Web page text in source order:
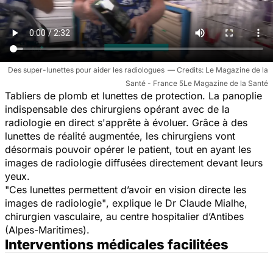
Des super-lunettes pour aider les radiologues
Le Magazine de la
Santé - France 5Le Magazine de la Santé
Tabliers de plomb et lunettes de protection. La panoplie
indispensable des chirurgiens opérant avec de la
radiologie en direct s'apprête à évoluer. Grâce à des
lunettes de réalité augmentée, les chirurgiens vont
désormais pouvoir opérer le patient, tout en ayant les
images de radiologie diffusées directement devant leurs
yeux.
"Ces lunettes permettent d’avoir en vision directe les
images de radiologie", explique le Dr Claude Mialhe,
chirurgien vasculaire, au centre hospitalier d’Antibes
(Alpes-Maritimes).
Interventions médicales facilitées